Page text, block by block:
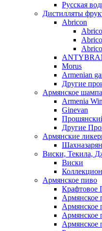
Русская
Дистилляты
Abricon
Morus
Armenian
Другие
Армянское
Armenia
Ginevan
Другие
Армянские
Виски, Текила,
Виски
Армянское пиво
Крафтовое
Армянское
Армянское
Армянское
Армянское